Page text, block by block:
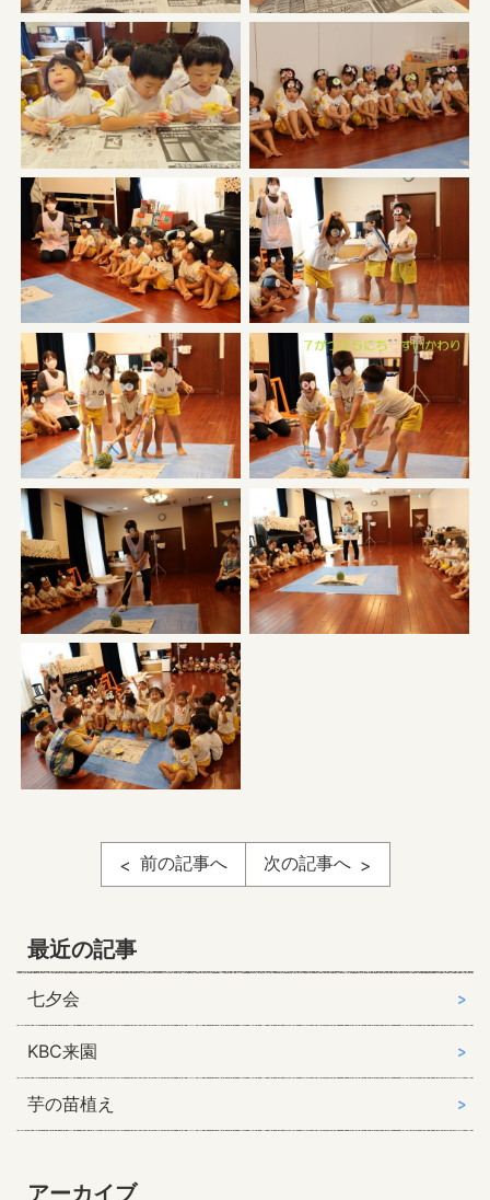
前の記事へ 次の記事へ
最近の記事
七夕会
KBC来園
芋の苗植え
アーカイブ